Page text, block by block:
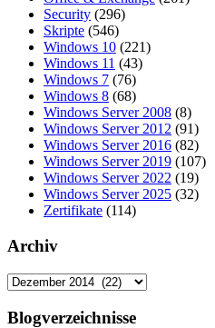
Security (296)
Skripte (546)
Windows 10 (221)
Windows 11 (43)
Windows 7 (76)
Windows 8 (68)
Windows Server 2008 (8)
Windows Server 2012 (91)
Windows Server 2016 (82)
Windows Server 2019 (107)
Windows Server 2022 (19)
Windows Server 2025 (32)
Zertifikate (114)
Archiv
Archiv
Blogverzeichnisse